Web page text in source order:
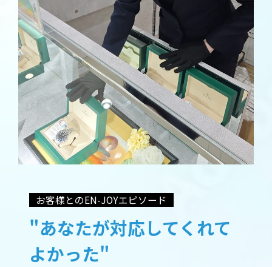
お客様とのEN-JOYエピソード
"あなたが対応してくれて
よかった"